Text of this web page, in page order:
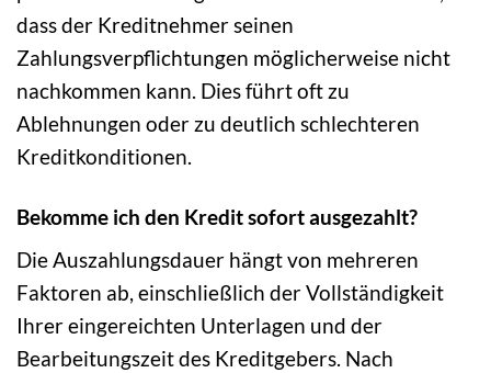
dass der Kreditnehmer seinen
Zahlungsverpflichtungen möglicherweise nicht
nachkommen kann. Dies führt oft zu
Ablehnungen oder zu deutlich schlechteren
Kreditkonditionen.
Bekomme ich den Kredit sofort ausgezahlt?
Die Auszahlungsdauer hängt von mehreren
Faktoren ab, einschließlich der Vollständigkeit
Ihrer eingereichten Unterlagen und der
Bearbeitungszeit des Kreditgebers. Nach